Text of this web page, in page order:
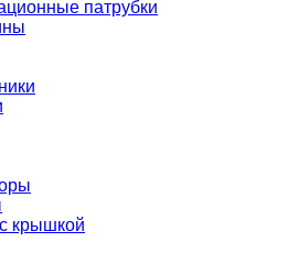
патрубки
крышкой